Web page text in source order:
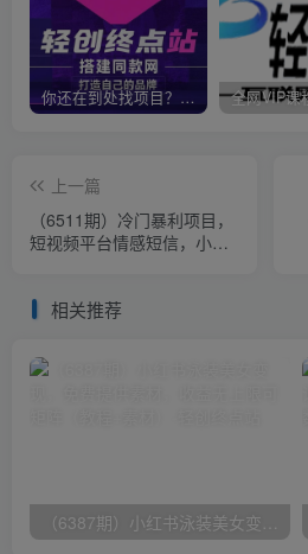
你还在到处找项目？还在当韭菜？我靠卖项目一个月收入5万+，曾经我也是个失败者。
上一篇
（6511期）冷门暴利项目，
短视频平台情感短信，小白
相关推荐
（6387期）小红书泳装美女变现，免费提供素材，收益无上限可矩阵（教程+素材）